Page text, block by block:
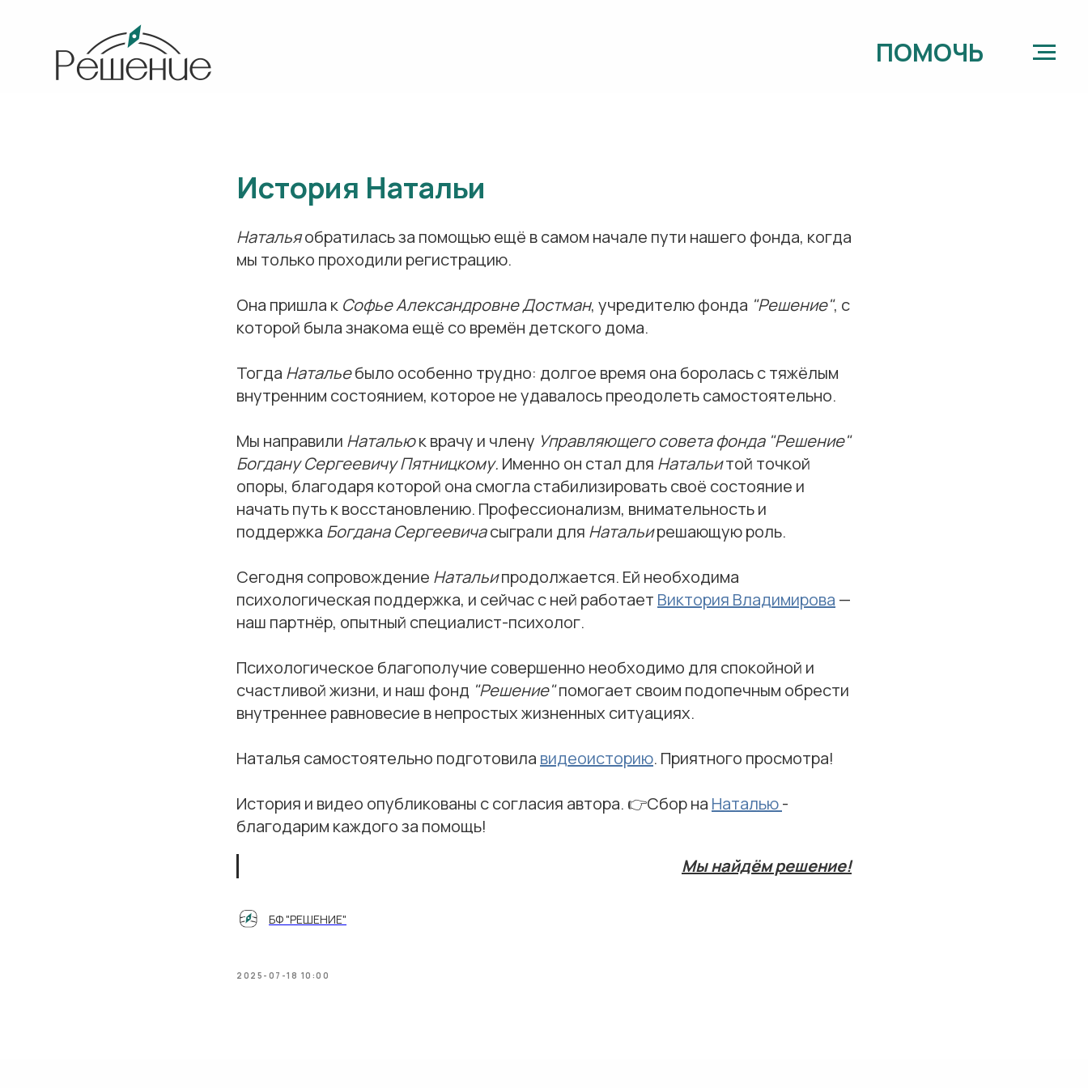
ПОМОЧЬ
История Натальи
Натальяобратилась за помощью ещё в самом начале пути нашего фонда, когда
мы только проходили регистрацию.
Она пришла к Софье Александровне Достман, учредителю фонда "Решение", с
которой была знакома ещё со времён детского дома.
Тогда Натальебыло особенно трудно: долгое время она боролась с тяжёлым
внутренним состоянием, которое не удавалось преодолеть самостоятельно.
Мы направили Натальюк врачу и члену Управляющего совета фонда "Решение"
Богдану Сергеевичу Пятницкому. Именно он стал для Натальитой точкой
опоры, благодаря которой она смогла стабилизировать своё состояние и
начать путь к восстановлению. Профессионализм, внимательность и
поддержка Богдана Сергеевичасыграли для Натальирешающую роль.
Сегодня сопровождение Натальипродолжается. Ей необходима
психологическая поддержка, и сейчас с ней работает Виктория Владимирова —
наш партнёр, опытный специалист-психолог.
Психологическое благополучие совершенно необходимо для спокойной и
счастливой жизни, и наш фонд "Решение"помогает своим подопечным обрести
внутреннее равновесие в непростых жизненных ситуациях.
Наталья самостоятельно подготовила видеоисторию. Приятного просмотра!
История и видео опубликованы с согласия автора. 👉Сбор на Наталью-
благодарим каждого за помощь!
Мы найдём решение!
БФ "РЕШЕНИЕ"
2025-07-18 10:00